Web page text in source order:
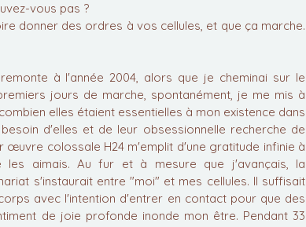
vous pas ?
donner des ordres à vos cellules, et que ça marche.
à l'année 2004, alors que je cheminai sur le
jours de marche, spontanément, je me mis à
elles étaient essentielles à mon existence dans
d'elles et de leur obsessionnelle recherche de
colossale H24 m'emplit d'une gratitude infinie à
les aimais. Au fur et à mesure que j'avançais, la
s'instaurait entre "moi" et mes cellules. Il suffisait
avec l'intention d'entrer en contact pour que des
de joie profonde inonde mon être. Pendant 33